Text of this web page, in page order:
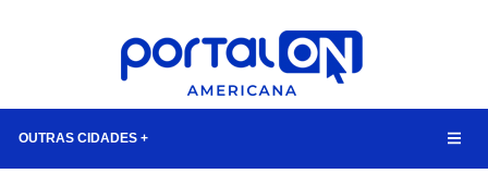
OUTRAS CIDADES +